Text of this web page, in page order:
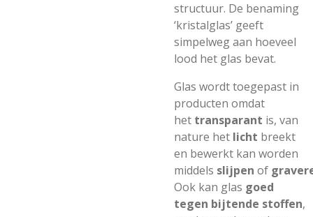
structuur. De benaming
‘kristalglas’ geeft
simpelweg aan hoeveel
lood het glas bevat.
Glas wordt toegepast in
producten omdat
het transparant is, van
nature het licht breekt
en bewerkt kan worden
middels slijpen of
Ook kan glas goed
tegen bijtende stoffen,